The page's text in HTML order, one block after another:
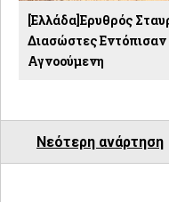
[Ελλάδα]Ερυθρός
Διασώστες
Αγνοούμενη
Νεότερη ανάρτηση